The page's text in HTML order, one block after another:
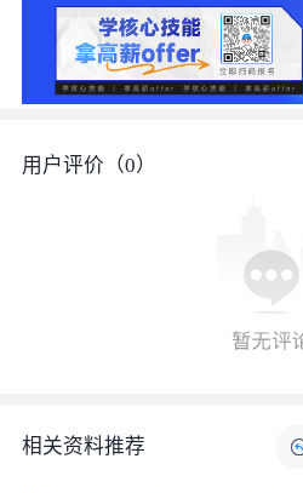
电气变频器设计控制原
用户评价（0）
相关资料推荐